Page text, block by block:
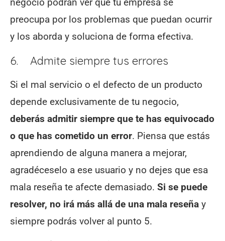
negocio podrán ver que tu empresa se
preocupa por los problemas que puedan ocurrir
y los aborda y soluciona de forma efectiva.
6. Admite siempre tus errores
Si el mal servicio o el defecto de un producto
depende exclusivamente de tu negocio,
deberás admitir siempre que te has equivocado
o que has cometido un error. Piensa que estás
aprendiendo de alguna manera a mejorar,
agradéceselo a ese usuario y no dejes que esa
mala reseña te afecte demasiado. Si se puede
resolver, no irá más allá de una mala reseña y
siempre podrás volver al punto 5.